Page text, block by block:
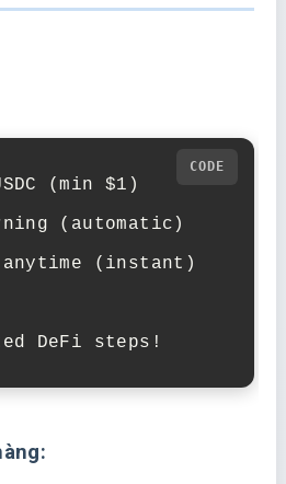
(min $1)
(automatic)
anytime (instant)
DeFi steps!